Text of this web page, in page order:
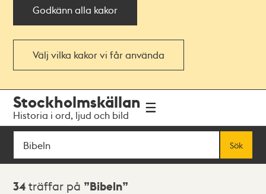
Godkänn alla kakor
Välj vilka kakor vi får använda
navigationen
huvudinnehållet
Stockholmskällan
Historia i ord, ljud och bild
Sök
Sök
Sökresultat
34 träffar på Bibeln